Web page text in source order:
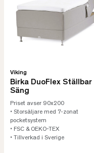
Viking
Birka DuoFlex Ställbar
Säng
Priset avser 90x200
• Storsäljare med 7-zonat
pocketsystem
• FSC & OEKO-TEX
• Tillverkad i Sverige